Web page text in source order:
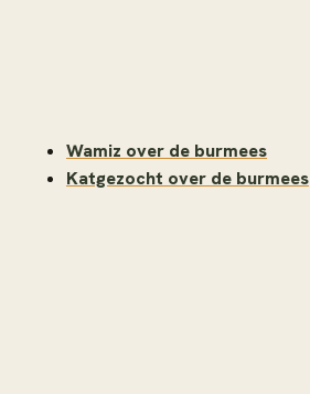
Wamiz over de burmees
Katgezocht over de burmees